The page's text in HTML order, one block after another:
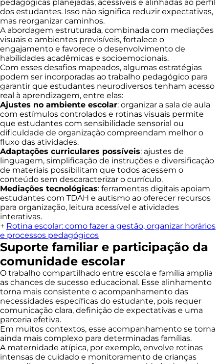
pedagógicas planejadas, acessíveis e alinhadas ao perfil
dos estudantes. Isso não significa reduzir expectativas,
mas reorganizar caminhos.
A abordagem estruturada, combinada com mediações
visuais e ambientes previsíveis, fortalece o
engajamento e favorece o desenvolvimento de
habilidades acadêmicas e socioemocionais.
Com esses desafios mapeados, algumas estratégias
podem ser incorporadas ao trabalho pedagógico para
garantir que estudantes neurodiversos tenham acesso
real à aprendizagem, entre elas:
Ajustes no ambiente escolar: organizar a sala de aula
com estímulos controlados e rotinas visuais permite
que estudantes com sensibilidade sensorial ou
dificuldade de organização compreendam melhor o
fluxo das atividades.
Adaptações curriculares possíveis: ajustes de
linguagem, simplificação de instruções e diversificação
de materiais possibilitam que todos acessem o
conteúdo sem descaracterizar o currículo.
Mediações tecnológicas: ferramentas digitais apoiam
estudantes com TDAH e autismo ao oferecer recursos
para organização, leitura acessível e atividades
interativas.
+ Rotina escolar: como fazer a gestão, organizar horários
e processos pedagógicos
Suporte familiar e participação da
comunidade escolar
O trabalho compartilhado entre escola e família amplia
as chances de sucesso educacional. Esse alinhamento
torna mais consistente o acompanhamento das
necessidades específicas do estudante, pois requer
comunicação clara, definição de expectativas e uma
parceria efetiva.
Em muitos contextos, esse acompanhamento se torna
ainda mais complexo para determinadas famílias.
A maternidade atípica, por exemplo, envolve rotinas
intensas de cuidado e monitoramento de crianças